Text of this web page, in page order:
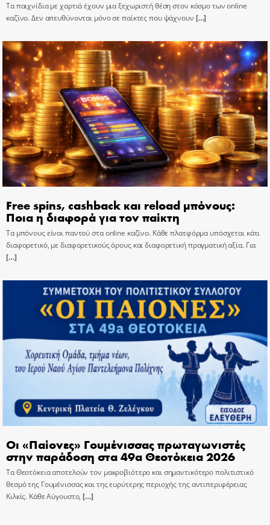
Τα παιχνίδια με χαρτιά έχουν μια ξεχωριστή θέση στον κόσμο των online
καζίνο. Δεν απευθύνονται μόνο σε παίκτες που ψάχνουν […]
Free spins, cashback και reload μπόνους:
Ποια η διαφορά για τον παίκτη
Τα μπόνους είναι παντού στα online καζίνο. Κάθε πλατφόρμα υπόσχεται κάτι
διαφορετικό, με διαφορετικούς όρους και διαφορετική πραγματική αξία. Για
[…]
Οι «Παίονες» Γουμένισσας πρωταγωνιστές
στην παράδοση στα 49α Θεοτόκεια 2026
Τα Θεοτόκεια αποτελούν τον μακροβιότερο και σημαντικότερο πολιτιστικό
θεσμό της Γουμένισσας και της ευρύτερης περιοχής της αντιπεριφέρειας
Κιλκίς. Κάθε Αύγουστο, […]